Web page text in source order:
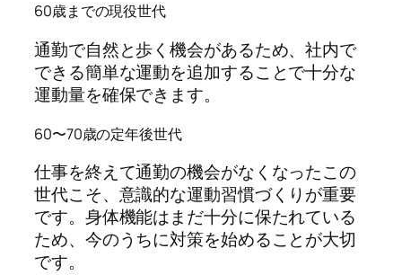
60歳までの現役世代
通勤で自然と歩く機会があるため、社内で
できる簡単な運動を追加することで十分な
運動量を確保できます。
60〜70歳の定年後世代
仕事を終えて通勤の機会がなくなったこの
世代こそ、意識的な運動習慣づくりが重要
です。身体機能はまだ十分に保たれている
ため、今のうちに対策を始めることが大切
です。